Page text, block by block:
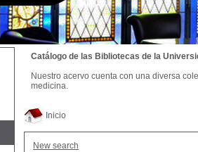
Inicio
New search
Catálogo de las Bibliotecas de la
Nuestro acervo cuenta con una diversa
medicina.